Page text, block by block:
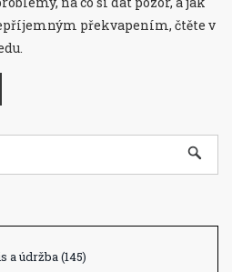
překvapením, čtěte v
a údržba(145)